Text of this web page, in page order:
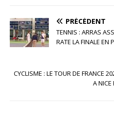
PRÉCÉDENT
TENNIS : ARRAS
RATE LA FINALE EN
CYCLISME : LE TOUR DE FRANCE
A NICE